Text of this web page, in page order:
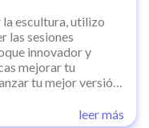
escultura, utilizo
las sesiones
innovador y
mejorar tu
tu mejor versión,
tu vida juntos!leer más